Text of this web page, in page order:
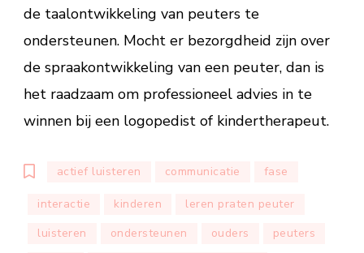
de taalontwikkeling van peuters te
ondersteunen. Mocht er bezorgdheid zijn over
de spraakontwikkeling van een peuter, dan is
het raadzaam om professioneel advies in te
winnen bij een logopedist of kindertherapeut.
actief luisteren communicatie fase
interactie kinderen
leren praten peuter
luisteren
ondersteunen ouders
peuters